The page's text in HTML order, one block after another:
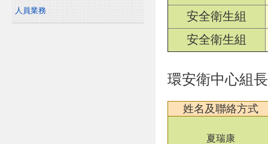
人員業務
安全衛生組
安全衛生組
環安衛中心組長
姓名及聯絡方式
夏瑞康